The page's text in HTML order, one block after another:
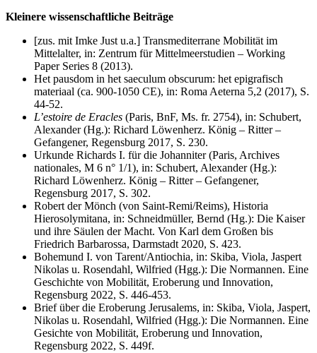
Kleinere wissenschaftliche Beiträge
[zus. mit Imke Just u.a.] Transmediterrane Mobilität im
Mittelalter, in: Zentrum für Mittelmeerstudien – Working
Paper Series 8 (2013).
Het pausdom in het saeculum obscurum: het epigrafisch
materiaal (ca. 900-1050 CE), in: Roma Aeterna 5,2 (2017), S.
44-52.
L’estoire de Eracles (Paris, BnF, Ms. fr. 2754), in: Schubert,
Alexander (Hg.): Richard Löwenherz. König – Ritter –
Gefangener, Regensburg 2017, S. 230.
Urkunde Richards I. für die Johanniter (Paris, Archives
nationales, M 6 n° 1/1), in: Schubert, Alexander (Hg.):
Richard Löwenherz. König – Ritter – Gefangener,
Regensburg 2017, S. 302.
Robert der Mönch (von Saint-Remi/Reims), Historia
Hierosolymitana, in: Schneidmüller, Bernd (Hg.): Die Kaiser
und ihre Säulen der Macht. Von Karl dem Großen bis
Friedrich Barbarossa, Darmstadt 2020, S. 423.
Bohemund I. von Tarent/Antiochia, in: Skiba, Viola, Jaspert
Nikolas u. Rosendahl, Wilfried (Hgg.): Die Normannen. Eine
Geschichte von Mobilität, Eroberung und Innovation,
Regensburg 2022, S. 446-453.
Brief über die Eroberung Jerusalems, in: Skiba, Viola, Jaspert,
Nikolas u. Rosendahl, Wilfried (Hgg.): Die Normannen. Eine
Gesichte von Mobilität, Eroberung und Innovation,
Regensburg 2022, S. 449f.